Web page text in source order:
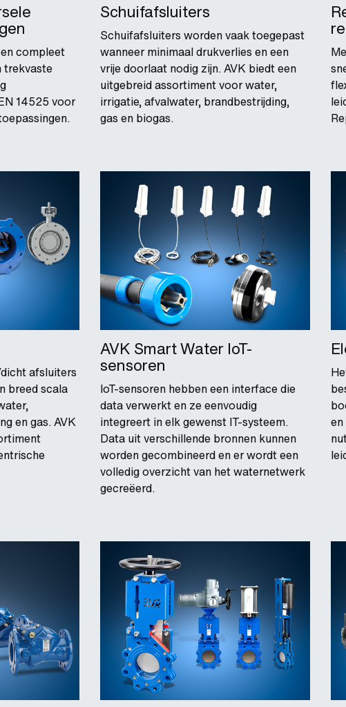
compleet
trekvaste
14525 voor
Schuifafsluiters
Schuifafsluiters worden vaak toegepast
wanneer minimaal drukverlies en een
vrije doorlaat nodig zijn. AVK biedt een
uitgebreid assortiment voor water,
irrigatie, afvalwater, brandbestrijding,
gas en biogas.
afsluiters
breed scala
en gas. AVK
AVK Smart Water IoT-
sensoren
IoT-sensoren hebben een interface die
data verwerkt en ze eenvoudig
integreert in elk gewenst IT-systeem.
Data uit verschillende bronnen kunnen
worden gecombineerd en er wordt een
volledig overzicht van het waternetwerk
gecreëerd.